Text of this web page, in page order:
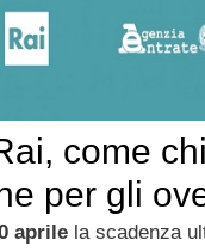
come
per gli
aprile la scadenza